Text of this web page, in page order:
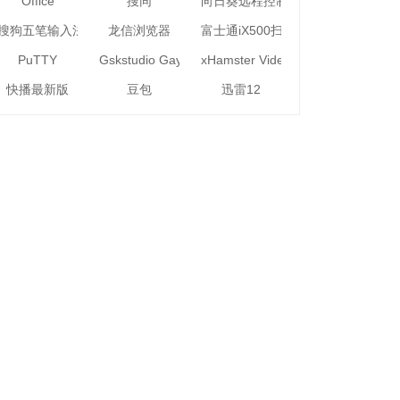
狗五笔输入法 龙信浏览器 富士通iX500扫描仪驱动
PuTTY Gskstudio Gaytube DownloaderxHamster Video Downloader
快播最新版 豆包 迅雷12